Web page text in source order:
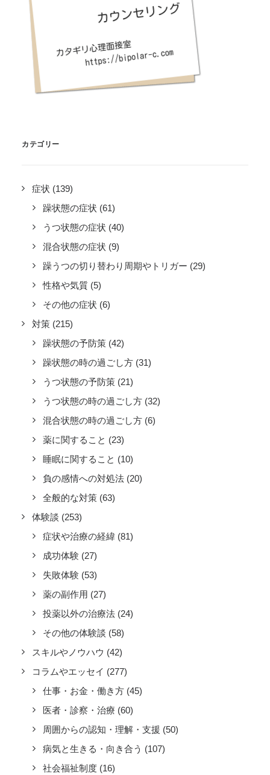
カテゴリー
症状 (139)
躁状態の症状 (61)
うつ状態の症状 (40)
混合状態の症状 (9)
躁うつの切り替わり周期やトリガー (29)
性格や気質 (5)
その他の症状 (6)
対策 (215)
躁状態の予防策 (42)
躁状態の時の過ごし方 (31)
うつ状態の予防策 (21)
うつ状態の時の過ごし方 (32)
混合状態の時の過ごし方 (6)
薬に関すること (23)
睡眠に関すること (10)
負の感情への対処法 (20)
全般的な対策 (63)
体験談 (253)
症状や治療の経緯 (81)
成功体験 (27)
失敗体験 (53)
薬の副作用 (27)
投薬以外の治療法 (24)
その他の体験談 (58)
スキルやノウハウ (42)
コラムやエッセイ (277)
仕事・お金・働き方 (45)
医者・診察・治療 (60)
周囲からの認知・理解・支援 (50)
病気と生きる・向き合う (107)
社会福祉制度 (16)